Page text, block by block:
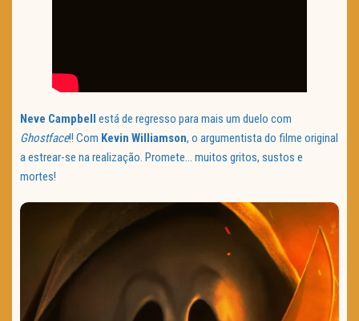
Neve Campbell está de regresso para mais um duelo com
Ghostface!! Com Kevin Williamson, o argumentista do filme original
a estrear-se na realização. Promete… muitos gritos, sustos e
mortes!